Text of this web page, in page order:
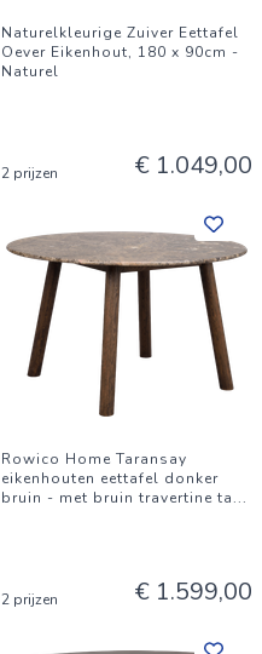
Naturelkleurige Zuiver Eettafel
Oever Eikenhout, 180 x 90cm -
Naturel
2 prijzen € 1.049,00
Rowico Home Taransay
eikenhouten eettafel donker
bruin - met bruin travertine ta...
2 prijzen € 1.599,00